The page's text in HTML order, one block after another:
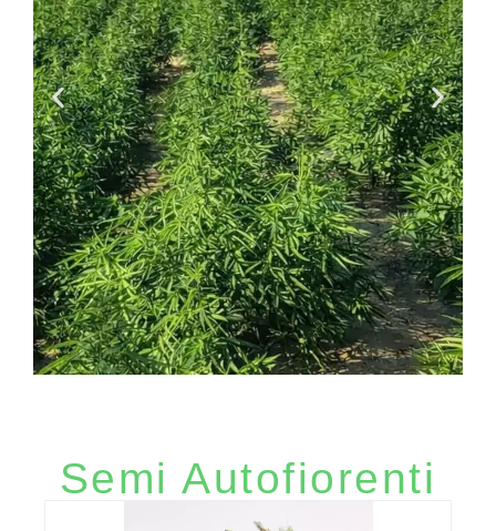
euro, 2 semi gratis per ordini fino a
Semi Autofiorenti